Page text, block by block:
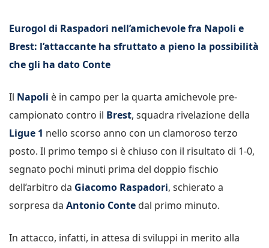
Eurogol di Raspadori nell’amichevole fra Napoli e
Brest: l’attaccante ha sfruttato a pieno la possibilità
che gli ha dato Conte
Il Napoli è in campo per la quarta amichevole pre-
campionato contro il Brest, squadra rivelazione della
Ligue 1 nello scorso anno con un clamoroso terzo
posto. Il primo tempo si è chiuso con il risultato di 1-0,
segnato pochi minuti prima del doppio fischio
dell’arbitro da Giacomo Raspadori, schierato a
sorpresa da Antonio Conte dal primo minuto.
In attacco, infatti, in attesa di sviluppi in merito alla